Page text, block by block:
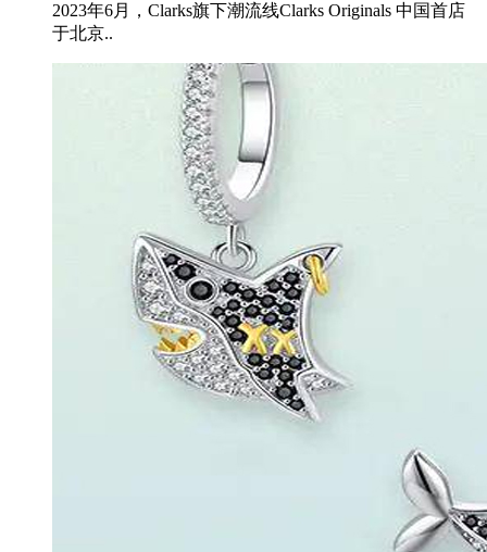
2023年6月，Clarks旗下潮流线Clarks Originals 中国首店
于北京..